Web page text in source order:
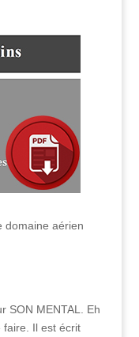
domaine aérien
SON MENTAL. Eh
faire. Il est écrit